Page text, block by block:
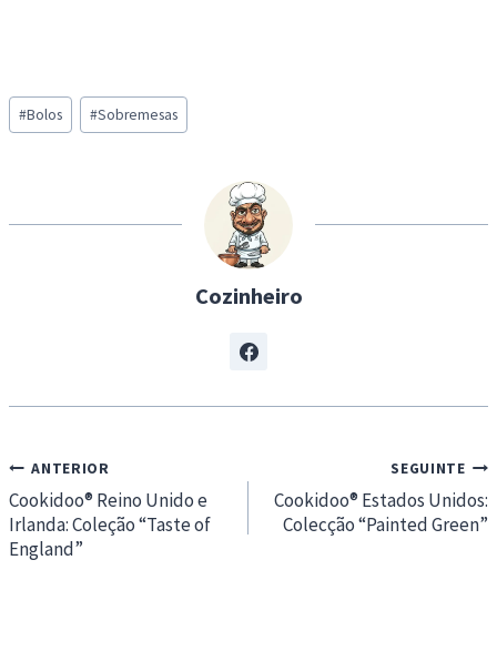
Post
Tags:
#Bolos #Sobremesas
Cozinheiro
Navegação
de
artigos
ANTERIOR
Cookidoo® Reino Unido e
Irlanda: Coleção “Taste of
England”
SEGUINTE
Cookidoo® Estados Unidos:
Colecção “Painted Green”